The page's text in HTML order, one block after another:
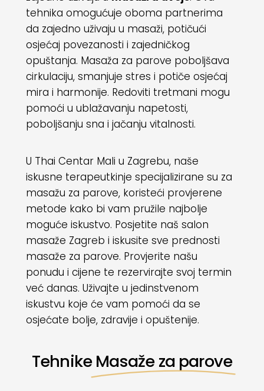
tehnika omogućuje oboma partnerima
da zajedno uživaju u masaži, potičući
osjećaj povezanosti i zajedničkog
opuštanja. Masaža za parove poboljšava
cirkulaciju, smanjuje stres i potiče osjećaj
mira i harmonije. Redoviti tretmani mogu
pomoći u ublažavanju napetosti,
poboljšanju sna i jačanju vitalnosti.
U Thai Centar Mali u Zagrebu, naše
iskusne terapeutkinje specijalizirane su za
masažu za parove, koristeći provjerene
metode kako bi vam pružile najbolje
moguće iskustvo. Posjetite naš salon
masaže Zagreb i iskusite sve prednosti
masaže za parove. Provjerite našu
ponudu i cijene te rezervirajte svoj termin
već danas. Uživajte u jedinstvenom
iskustvu koje će vam pomoći da se
osjećate bolje, zdravije i opuštenije.
Tehnike Masaže za parove